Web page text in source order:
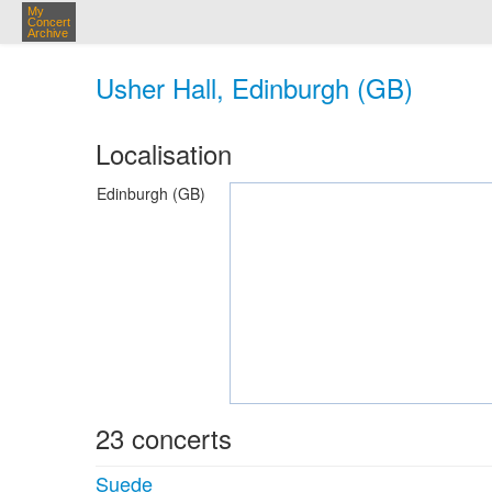
My
Concert
Archive
Usher Hall, Edinburgh (GB)
Localisation
Edinburgh (GB)
23 concerts
Suede